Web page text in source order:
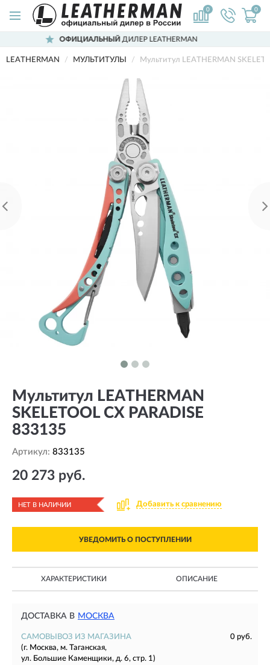
0 0
ОФИЦИАЛЬНЫЙДИЛЕР LEATHERMAN
LEATHERMAN МУЛЬТИТУЛЫ Мультитул LEATHERMAN
Мультитул LEATHERMAN
SKELETOOL CX PARADISE
833135
Артикул: 833135
20 273 руб.
НЕТ В НАЛИЧИИ Добавить к сравнению
УВЕДОМИТЬ О ПОСТУПЛЕНИИ
ХАРАКТЕРИСТИКИ ОПИСАНИЕ
ДОСТАВКА В МОСКВА
САМОВЫВОЗ ИЗ МАГАЗИНА
0 руб.
(г. Москва, м. Таганская,
ул. Большие Каменщики, д. 6, стр. 1)